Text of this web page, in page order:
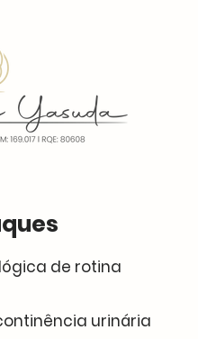
de rotina
urinária